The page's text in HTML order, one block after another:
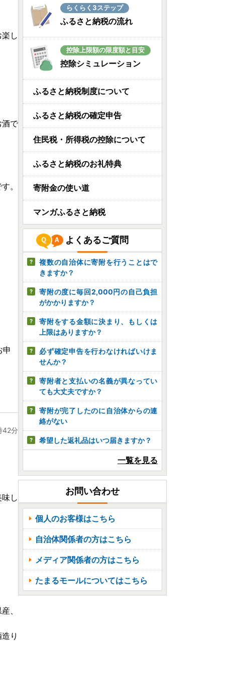
し
で
。
申
42分
し
、
り
らくらく3ステップ
ふるさと納税の流れ
控除上限額の限度額と目安
控除シミュレーション
ふるさと納税制度について
ふるさと納税の確定申告
住民税・所得税の控除について
ふるさと納税のお礼特典
寄附金の使い道
マンガふるさと納税
よくあるご質問
複数の自治体に寄附を行うことはで
きますか？
寄附の度に毎回2,000円の自己負担
がかかりますか？
寄附をする金額に決まり、もしくは
上限はありますか？
必ず確定申告を行わなければいけま
せんか？
寄附者と支払いの名義が異なってい
ても大丈夫ですか？
寄附が完了したのに自治体からの連
絡がない
希望した返礼品はいつ届きますか？
一覧を見る
お問い合わせ
個人のお客様はこちら
自治体関係者の方はこちら
メディア関係者の方はこちら
たまるモールについてはこちら